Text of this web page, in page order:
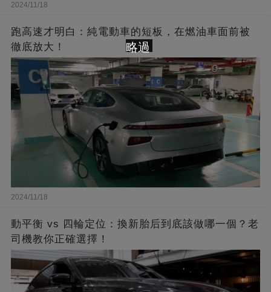
2024/11/18
跑高速才明白：純電動車的短板，在燃油車面前被
徹底放大！
2024/11/18
動平衡 vs 四輪定位：換新胎后到底該做哪一個？老
司機教你正確選擇！
略過